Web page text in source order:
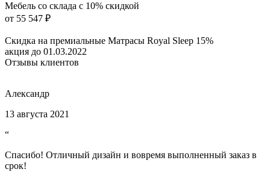
Мебель со склада с 10% скидкой
от 55 547 ₽
Скидка на премиальные Матрасы Royal Sleep 15%
акция до 01.03.2022
Отзывы клиентов
Александр
13 августа 2021
“
Спасибо! Отличный дизайн и вовремя выполненный заказ в
срок!